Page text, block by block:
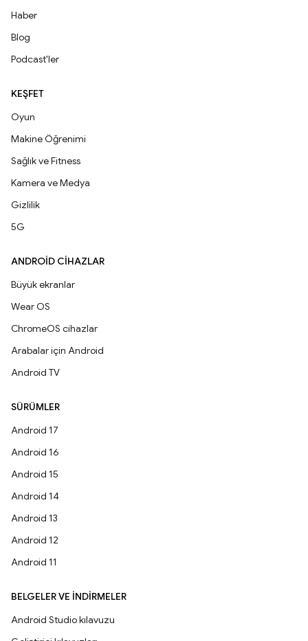
Haber
Blog
Podcast'ler
KEŞFET
Oyun
Makine Öğrenimi
Sağlık ve Fitness
Kamera ve Medya
Gizlilik
5G
ANDROID CIHAZLAR
Büyük ekranlar
Wear OS
ChromeOS cihazlar
Arabalar için Android
Android TV
SÜRÜMLER
Android 17
Android 16
Android 15
Android 14
Android 13
Android 12
Android 11
BELGELER VE İNDIRMELER
Android Studio kılavuzu